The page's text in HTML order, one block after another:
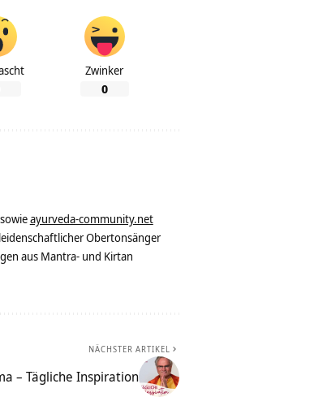
Zwinker
0
sowieayurveda-community.net
Obertonsänger
aus Mantra- und Kirtan
NÄCHSTER ARTIKEL
– Tägliche Inspiration